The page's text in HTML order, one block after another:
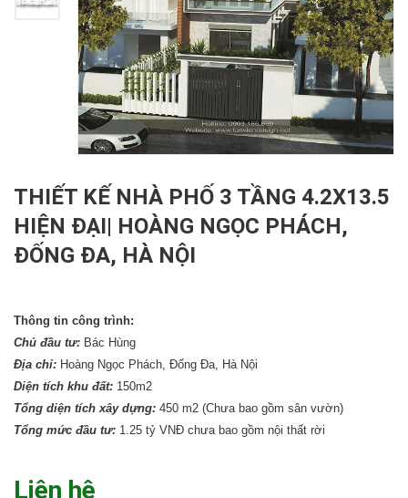
THIẾT KẾ NHÀ PHỐ 3 TẦNG 4.2X13.5
HIỆN ĐẠI| HOÀNG NGỌC PHÁCH,
ĐỐNG ĐA, HÀ NỘI
Thông tin công trình:
Chủ đầu tư: Bác Hùng
Địa chỉ: Hoàng Ngọc Phách, Đống Đa, Hà Nội
Diện tích khu đất: 150m2
Tổng diện tích xây dựng: 450 m2 (Chưa bao gồm sân vườn)
Tổng mức đầu tư: 1.25 tỷ VNĐ chưa bao gồm nội thất rời
Liên hệ